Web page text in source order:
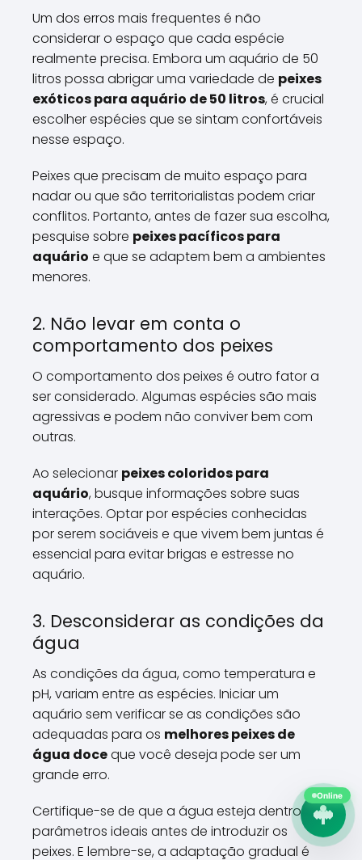
Um dos erros mais frequentes é não
considerar o espaço que cada espécie
realmente precisa. Embora um aquário de 50
litros possa abrigar uma variedade de peixes
exóticos para aquário de 50 litros, é crucial
escolher espécies que se sintam confortáveis
nesse espaço.
Peixes que precisam de muito espaço para
nadar ou que são territorialistas podem criar
conflitos. Portanto, antes de fazer sua escolha,
pesquise sobre peixes pacíficos para
aquário e que se adaptem bem a ambientes
menores.
2. Não levar em conta o
comportamento dos peixes
O comportamento dos peixes é outro fator a
ser considerado. Algumas espécies são mais
agressivas e podem não conviver bem com
outras.
Ao selecionar peixes coloridos para
aquário, busque informações sobre suas
interações. Optar por espécies conhecidas
por serem sociáveis e que vivem bem juntas é
essencial para evitar brigas e estresse no
aquário.
3. Desconsiderar as condições da
água
As condições da água, como temperatura e
pH, variam entre as espécies. Iniciar um
aquário sem verificar se as condições são
adequadas para os melhores peixes de
água doceque você deseja pode ser um
grande erro.
Certifique-se de que a água esteja dentro dos
parâmetros ideais antes de introduzir os
peixes. E lembre-se, a adaptação gradual é
Online